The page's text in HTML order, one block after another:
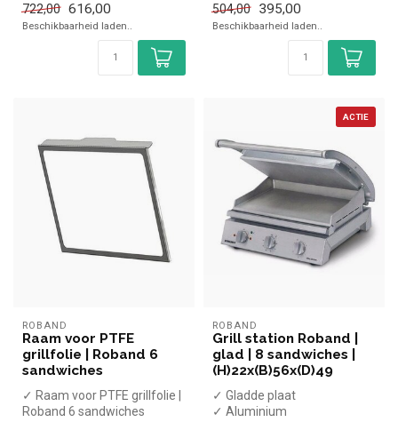
de horeca. ...
722,00 616,00
Beschikbaarheid laden..
504,00 395,00
Beschikbaarheid laden..
ROBAND
Raam voor PTFE
grillfolie | Roband 6
sandwiches
✓ Raam voor PTFE grillfolie |
Roband 6 sandwiches
ACTIE
ROBAND
Grill station Roband |
glad | 8 sandwiches |
(H)22x(B)56x(D)49
✓ Gladde plaat
✓ Aluminium